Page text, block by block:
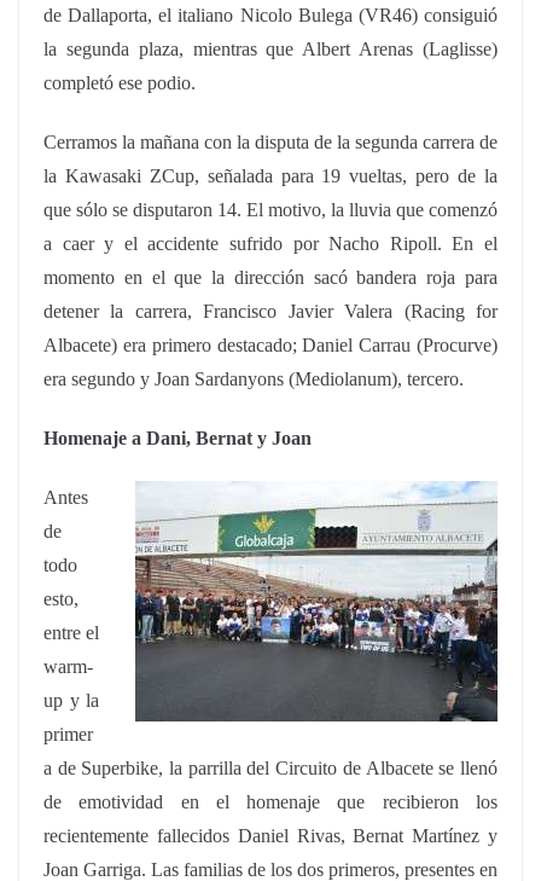
de Dallaporta, el italiano Nicolo Bulega (VR46) consiguió
la segunda plaza, mientras que Albert Arenas (Laglisse)
completó ese podio.
Cerramos la mañana con la disputa de la segunda carrera de
la Kawasaki ZCup, señalada para 19 vueltas, pero de la
que sólo se disputaron 14. El motivo, la lluvia que comenzó
a caer y el accidente sufrido por Nacho Ripoll. En el
momento en el que la dirección sacó bandera roja para
detener la carrera, Francisco Javier Valera (Racing for
Albacete) era primero destacado; Daniel Carrau (Procurve)
era segundo y Joan Sardanyons (Mediolanum), tercero.
Homenaje a Dani, Bernat y Joan
Antes
de
todo
esto,
entre el
warm-
up y la
primer
a de Superbike, la parrilla del Circuito de Albacete se llenó
de emotividad en el homenaje que recibieron los
recientemente fallecidos Daniel Rivas, Bernat Martínez y
Joan Garriga. Las familias de los dos primeros, presentes en